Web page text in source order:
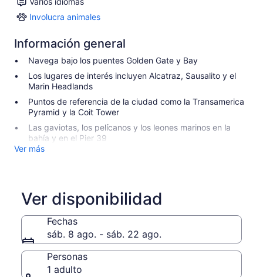
Involucra animales
Involucra
Información general
Navega bajo los puentes Golden Gate y Bay
Los lugares de interés incluyen Alcatraz, Sausalito y el
Marin Headlands
Puntos de referencia de la ciudad como la Transamerica
Pyramid y la Coit Tower
Las gaviotas, los pelícanos y los leones marinos en la
bahía y en el Pier 39
Ver más
Ver disponibilidad
Fechas
sáb. 8 ago. - sáb. 22 ago.
Personas
1 adulto